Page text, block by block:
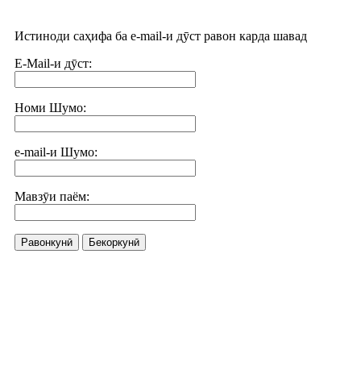
Истиноди саҳифа ба e-mail-и дӯст равон карда шавад
E-Mail-и дӯст:
Номи Шумо:
e-mail-и Шумо:
Мавзӯи паём:
Равонкунӣ Бекоркунӣ